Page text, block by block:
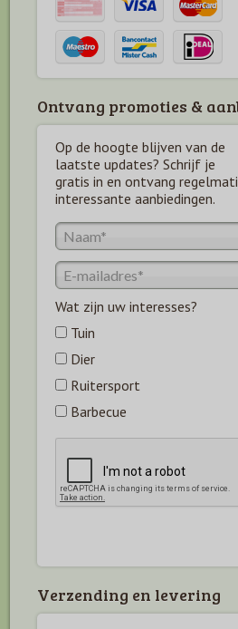
Ontvang promoties &
Op de hoogte blijven van de
laatste updates? Schrijf je
gratis in en ontvang
interessante aanbiedingen.
Wat zijn uw interesses?
Tuin
Dier
Ruitersport
Barbecue
Verzending en levering